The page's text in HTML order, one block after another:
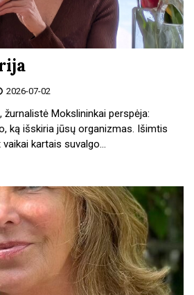
2026-07-02
žurnalistė Mokslininkai perspėja:
ką išskiria jūsų organizmas. Išimtis
kartais suvalgo…